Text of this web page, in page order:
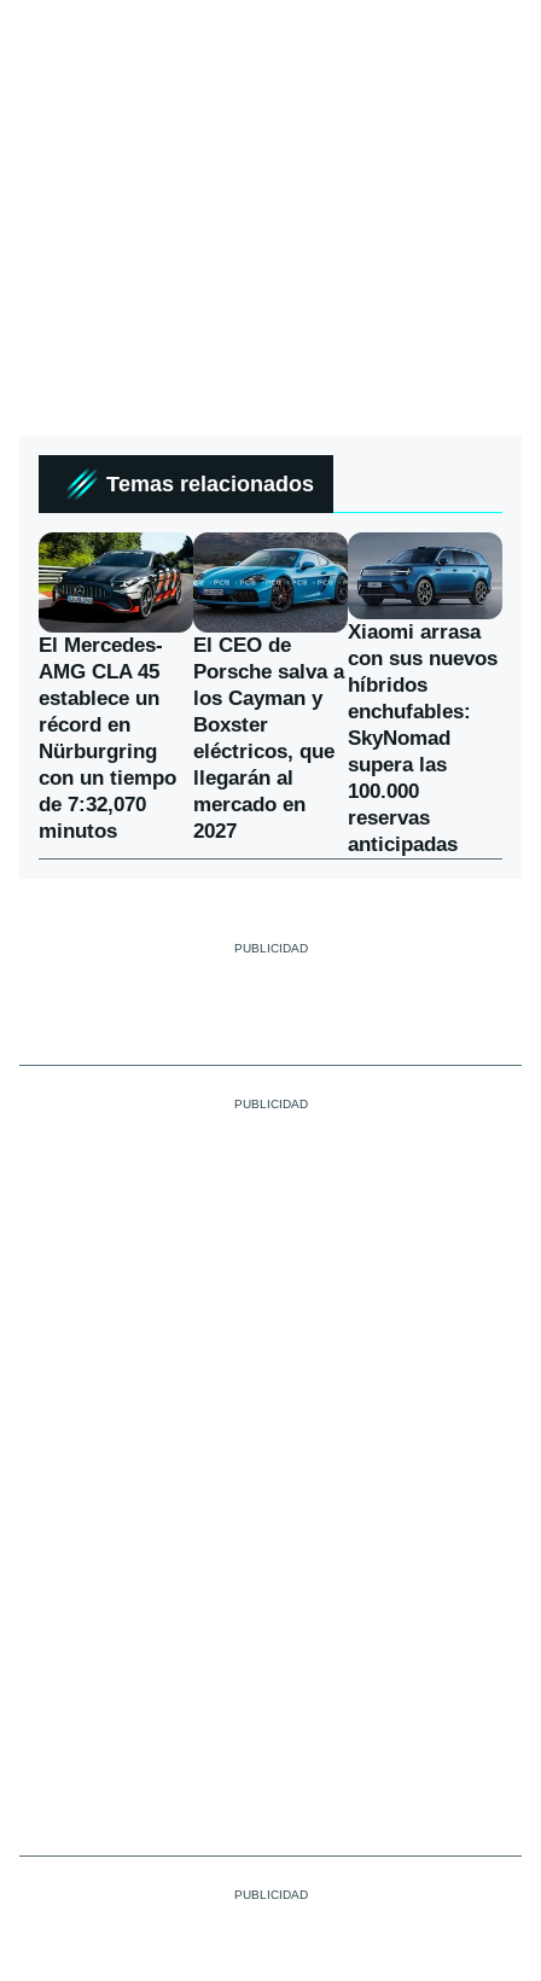
Temas relacionados
El Mercedes-
AMG CLA 45
establece un
récord en
Nürburgring
con un tiempo
de 7:32,070
minutos
El CEO de
Porsche salva a
los Cayman y
Boxster
eléctricos, que
llegarán al
mercado en
2027
Xiaomi arrasa
con sus nuevos
híbridos
enchufables:
SkyNomad
supera las
100.000
reservas
anticipadas